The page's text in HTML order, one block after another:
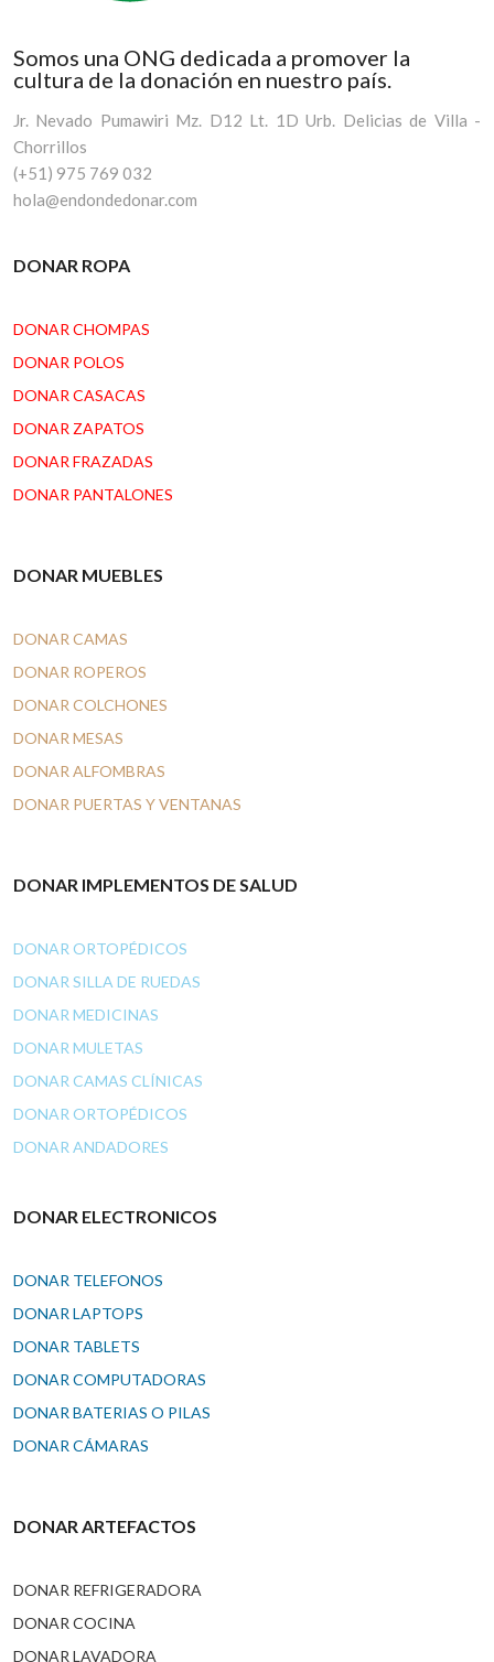
Somos una ONG dedicada a promover la
cultura de la donación en nuestro país.
Jr. Nevado Pumawiri Mz. D12 Lt. 1D Urb. Delicias de Villa -
Chorrillos
(+51) 975 769 032
hola@endondedonar.com
DONAR ROPA
DONAR CHOMPAS
DONAR POLOS
DONAR CASACAS
DONAR ZAPATOS
DONAR FRAZADAS
DONAR PANTALONES
DONAR MUEBLES
DONAR CAMAS
DONAR ROPEROS
DONAR COLCHONES
DONAR MESAS
DONAR ALFOMBRAS
DONAR PUERTAS Y VENTANAS
DONAR IMPLEMENTOS DE SALUD
DONAR ORTOPÉDICOS
DONAR SILLA DE RUEDAS
DONAR MEDICINAS
DONAR MULETAS
DONAR CAMAS CLÍNICAS
DONAR ORTOPÉDICOS
DONAR ANDADORES
DONAR ELECTRONICOS
DONAR TELEFONOS
DONAR LAPTOPS
DONAR TABLETS
DONAR COMPUTADORAS
DONAR BATERIAS O PILAS
DONAR CÁMARAS
DONAR ARTEFACTOS
DONAR REFRIGERADORA
DONAR COCINA
DONAR LAVADORA